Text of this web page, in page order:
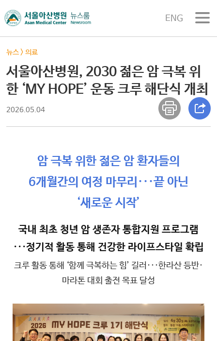
ENG
뉴스 >의료
서울아산병원, 2030 젊은 암 극복 위
한 ‘MY HOPE’ 운동 크루 해단식 개최
2026.05.04
암 극복 위한 젊은 암 환자들의
6개월간의 여정 마무리···끝 아닌
‘새로운 시작’
국내 최초 청년 암 생존자 통합지원 프로그램
···정기적 활동 통해 건강한 라이프스타일 확립
크루 활동 통해 ‘함께 극복하는 힘’ 길러···한라산 등반·
마라톤 대회 출전 목표 달성